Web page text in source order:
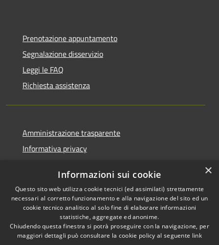
Prenotazione appuntamento
Segnalazione disservizio
Leggi le FAQ
Richiesta assistenza
Amministrazione trasparente
Informativa privacy
Dichiarazione di accessibilità
RSS
Accessibilità
Copyright © 2026 • Comune di
Vaprio d'Adda • Powered by
×
Informazioni sui cookie
Questo sito web utilizza cookie tecnici (ed assimilati) strettamente
necessari al corretto funzionamento e alla navigazione del sito ed un
cookie tecnico analitico al solo fine di elaborare informazioni
statistiche, aggregate ed anonime.
Chiudendo questa finestra si potrà proseguire con la navigazione, per
maggiori dettagli può consultare la cookie policy al seguente link